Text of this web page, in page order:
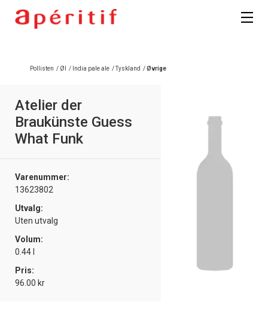
Pollisten / Øl / India pale ale /Tyskland /Øvrige
Atelier der
Braukünste Guess
What Funk
Varenummer:
13623802
Utvalg:
Uten utvalg
Volum:
0.44 l
Pris:
96.00 kr